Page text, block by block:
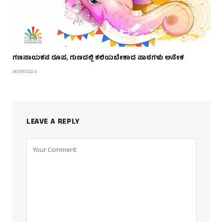
ಗಣನಾಯಕನ ರೂಪ, ಗುಣದಲ್ಲಿ ಕಲಿಯಬೇಕಾದ ಪಾಠಗಳು ಅನೇಕ
06/09/2024
LEAVE A REPLY